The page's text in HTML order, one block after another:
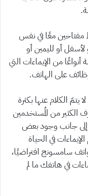
مفتاحين معًا في نفس
أو لليمين أو
من الإيماءات التي
على الهاتف.
يتمّ الكلام عنها بكثرة
الكثير من المُستخدمين
إلى جانب وجود بعض
في الحياة
سامسونج افتراضيًا،
في هاتفك ما لم